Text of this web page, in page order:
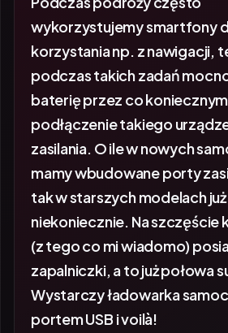
wykorzystujemy smartfony
korzystania np. z nawigacji, te
podczas takich zadań mocno
baterię przez co
podłączenie takiego
zasilania. O ile w nowych
mamy wbudowane porty
tak w starszych modelach już
niekoniecznie. Na szczęście
(z tego co mi wiadomo)
zapalniczki, a to już połowa
Wystarczy ładowarka
portem USB i voilà!